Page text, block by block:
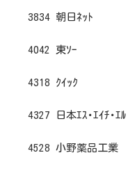
3834 朝日ﾈｯﾄ
4042 東ｿｰ
4318 ｸｲｯｸ
4327 日本ｴｽ･ｴｲﾁ･ｴﾙ
4528 小野薬品工業